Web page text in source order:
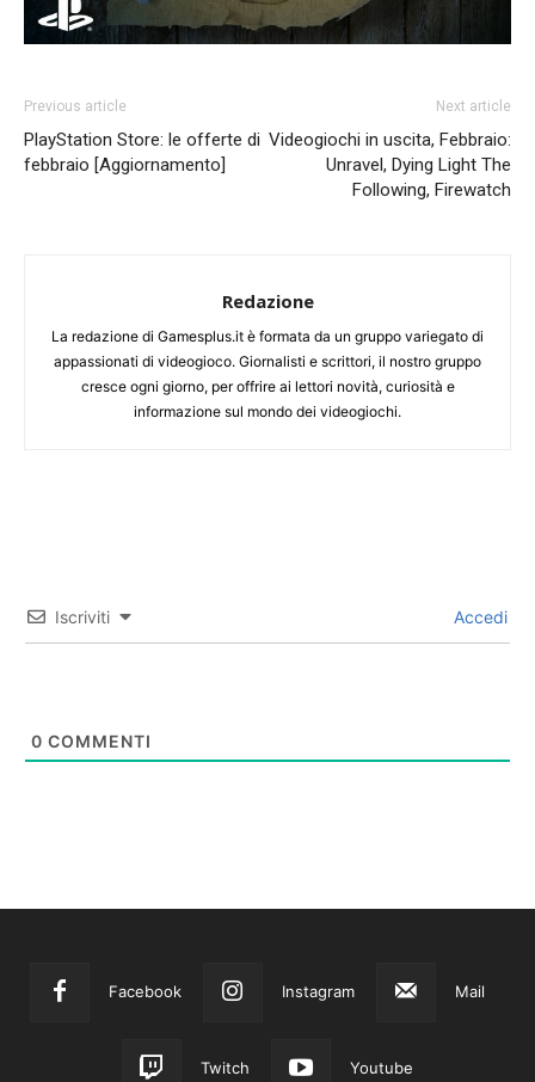
Previous article
PlayStation Store: le offerte di
febbraio [Aggiornamento]
Next article
Videogiochi in uscita, Febbraio:
Unravel, Dying Light The
Following, Firewatch
Redazione
La redazione di Gamesplus.it è formata da un gruppo variegato di
appassionati di videogioco. Giornalisti e scrittori, il nostro gruppo
cresce ogni giorno, per offrire ai lettori novità, curiosità e
informazione sul mondo dei videogiochi.
Iscriviti Accedi
0 COMMENTI
Facebook Instagram Mail
Twitch Youtube